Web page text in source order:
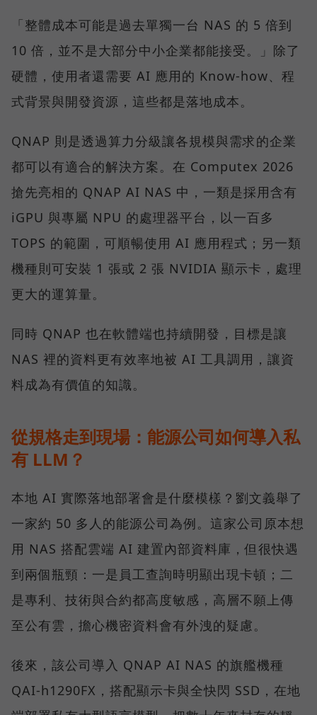
「整體成本可能是過去單獨一台 NAS 的 5 倍到
10 倍，並不是大部分中小企業都能接受。」除了
硬體，使用者還需要 AI 應用的 Know-how、程
式背景與開發資源，這些都是落地成本。
QNAP 則是透過算力分級讓各規模與需求的企業
都可以有適合的解決方案。在 Computex 2026
搶先亮相的 QNAP AI NAS 中，一類是採用含有
iGPU 與專屬 NPU 的處理器平台，以一百多
TOPS 的範圍，可順暢使用 AI 應用程式；另一類
機種則可安裝 1 張或 2 張 NVIDIA 顯示卡，處理
更大的運算量。
同時 QNAP 也在軟體端也持續開發，目標是讓
NAS 裡的資料更有效率地被 AI 工具調用，讓資
料成為有價值的知識。
從規格走到現場：能源公司如何導入私
有 LLM？
本地 AI 實際落地部署會是什麼模樣？劉文義舉了
一家約 50 多人的能源公司為例。這家公司原本想
用 NAS 搭配雲端 AI 建置內部資料庫，但很快遇
到兩個瓶頸：一是員工查詢時明顯出現卡頓；二
是專利、技術與合約都高度敏感，高層不願上傳
至公有雲，擔心機密資料會有外洩的疑慮。
後來，該公司導入 QNAP AI NAS 的旗艦機種
QAI-h1290FX，搭配顯示卡與全快閃 SSD，在地